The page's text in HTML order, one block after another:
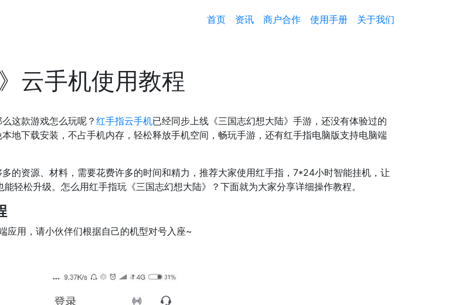
首页 资讯 商户合作 使用手册 关于我们
云手机使用教程
这款游戏怎么玩呢？红手指云手机已经同步上线《三国志幻想大陆》手游，还没有体验过的
地下载安装，不占手机内存，轻松释放手机空间，畅玩手游，还有红手指电脑版支持电脑端
的资源、材料，需要花费许多的时间和精力，推荐大家使用红手指，7*24小时智能挂机，让
轻松升级。怎么用红手指玩《三国志幻想大陆》？下面就为大家分享详细操作教程。
应用，请小伙伴们根据自己的机型对号入座~